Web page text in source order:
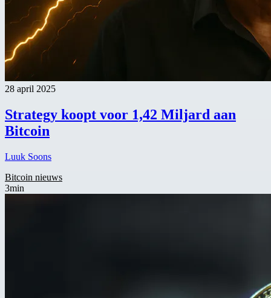
28 april 2025
Strategy koopt voor 1,42 Miljard aan
Bitcoin
Luuk Soons
Bitcoin nieuws
3min